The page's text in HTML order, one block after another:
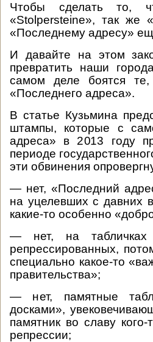
Чтобы сделать то,
«Stolpersteine», так же
«Последнему адресу»
И давайте на этом
превратить наши
самом деле боятся те,
«Последнего адреса».
В статье Кузьмина
штампы, которые с
адреса» в 2013 году
периоде
эти обвинения
— нет, «Последний
на уцелевших с давних
какие-то особенно
— нет, на табличках
репрессированных,
специально какое-то
правительства»;
— нет, памятные
досками»,
памятник во славу
репрессии;